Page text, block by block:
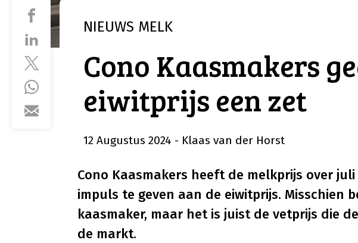
NIEUWS MELK
Cono Kaasmakers
eiwitprijs een zet
12 Augustus 2024 - Klaas van der Horst
Cono Kaasmakers heeft de melkprijs over
impuls te geven aan de eiwitprijs. Misschien
kaasmaker, maar het is juist de vetprijs die
de markt.